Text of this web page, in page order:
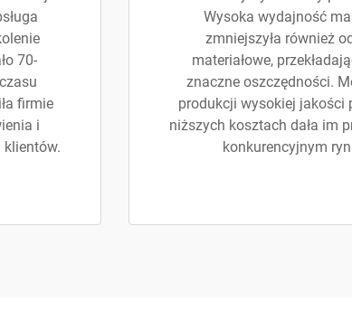
70-
firmie
i
Wysoka wydajność
zmniejszyła również
materiałowe,
znaczne oszczędności.
produkcji wysokiej jakości
niższych kosztach dała im
konkurencyjnym